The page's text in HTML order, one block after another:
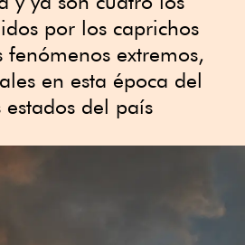
por los caprichos
extremos,
en esta época del
del país